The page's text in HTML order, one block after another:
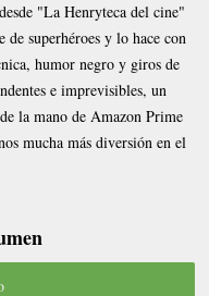
"La Henryteca del cine"
superhéroes y lo hace con
humor negro y giros de
e imprevisibles, un
la mano de Amazon Prime
mucha más diversión en el